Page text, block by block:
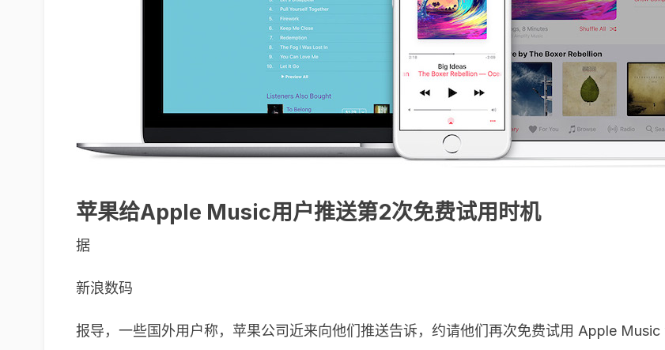
苹果给Apple Music用户推送第2次免费试用时机
据
新浪数码
报导，一些国外用户称，苹果公司近来向他们推送告诉，约请他们再次免费试用 Apple